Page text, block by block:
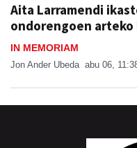
Aita Larramendi
ondorengoen
IN MEMORIAM
Jon Ander Ubeda abu 06,